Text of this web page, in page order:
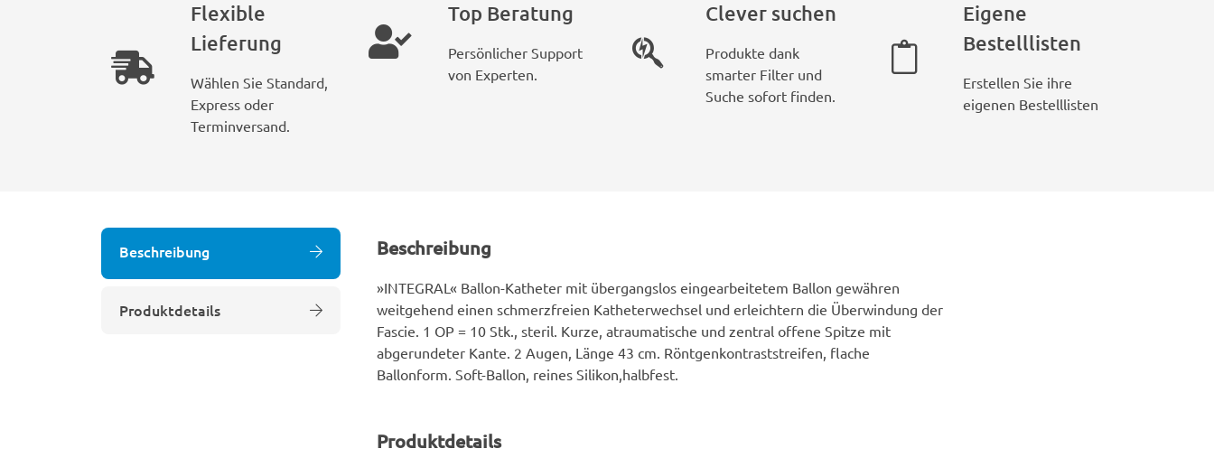
Flexible
Lieferung
Wählen Sie Standard,
Express oder
Terminversand.
Top Beratung
Persönlicher Support
von Experten.
Clever suchen
Produkte dank
smarter Filter und
Suche sofort finden.
Eigene
Bestelllisten
Erstellen Sie ihre
eigenen Bestelllisten
Beschreibung
Produktdetails
Beschreibung
»INTEGRAL« Ballon-Katheter mit übergangslos eingearbeitetem Ballon gewähren
weitgehend einen schmerzfreien Katheterwechsel und erleichtern die Überwindung der
Fascie. 1 OP = 10 Stk., steril. Kurze, atraumatische und zentral offene Spitze mit
abgerundeter Kante. 2 Augen, Länge 43 cm. Röntgenkontraststreifen, flache
Ballonform. Soft-Ballon, reines Silikon,halbfest.
Produktdetails